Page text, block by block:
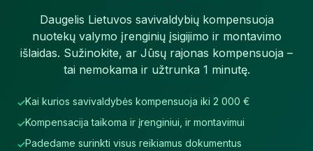
Daugelis Lietuvos savivaldybių kompensuoja
nuotekų valymo įrenginių įsigijimo ir montavimo
išlaidas. Sužinokite, ar Jūsų rajonas kompensuoja –
tai nemokama ir užtrunka 1 minutę.
✓Kai kurios savivaldybės kompensuoja iki 2 000 €
✓Kompensacija taikoma ir įrenginiui, ir montavimui
✓Padedame surinkti visus reikiamus dokumentus